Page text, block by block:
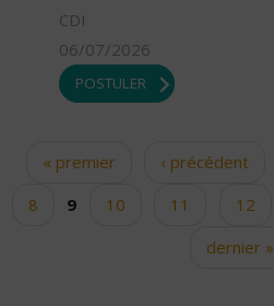
CDI
06/07/2026
POSTULER
Pages« premier ‹ précédent
8
9 10 11 12
dernier »